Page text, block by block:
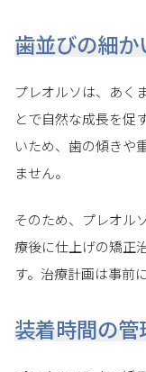
歯並びの細
プレオルソは、あく
とで自然な成長を促
いため、歯の傾きや
ません。
そのため、プレオル
療後に仕上げの矯正
す。治療計画は事前
装着時間の